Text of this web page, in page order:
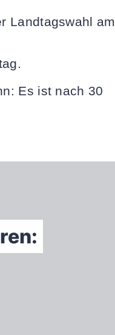
Landtagswahl am
Es ist nach 30